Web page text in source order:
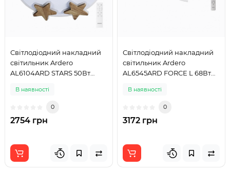
Світлодіодний накладний
світильник Ardero
AL6104ARD STARS 50Вт
В наявності
0
2754 грн
Світлодіодний накладний
світильник Ardero
AL6545ARD FORCE L 68Вт
В наявності
0
3172 грн